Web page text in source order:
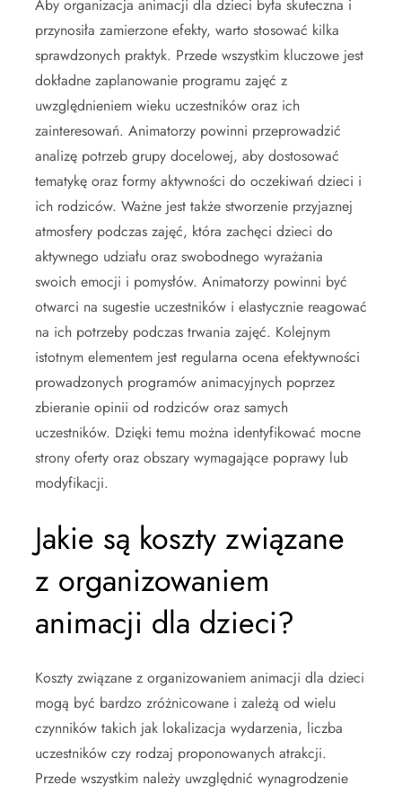
Aby organizacja animacji dla dzieci była skuteczna i
przynosiła zamierzone efekty, warto stosować kilka
sprawdzonych praktyk. Przede wszystkim kluczowe jest
dokładne zaplanowanie programu zajęć z
uwzględnieniem wieku uczestników oraz ich
zainteresowań. Animatorzy powinni przeprowadzić
analizę potrzeb grupy docelowej, aby dostosować
tematykę oraz formy aktywności do oczekiwań dzieci i
ich rodziców. Ważne jest także stworzenie przyjaznej
atmosfery podczas zajęć, która zachęci dzieci do
aktywnego udziału oraz swobodnego wyrażania
swoich emocji i pomysłów. Animatorzy powinni być
otwarci na sugestie uczestników i elastycznie reagować
na ich potrzeby podczas trwania zajęć. Kolejnym
istotnym elementem jest regularna ocena efektywności
prowadzonych programów animacyjnych poprzez
zbieranie opinii od rodziców oraz samych
uczestników. Dzięki temu można identyfikować mocne
strony oferty oraz obszary wymagające poprawy lub
modyfikacji.
Jakie są koszty związane
z organizowaniem
animacji dla dzieci?
Koszty związane z organizowaniem animacji dla dzieci
mogą być bardzo zróżnicowane i zależą od wielu
czynników takich jak lokalizacja wydarzenia, liczba
uczestników czy rodzaj proponowanych atrakcji.
Przede wszystkim należy uwzględnić wynagrodzenie